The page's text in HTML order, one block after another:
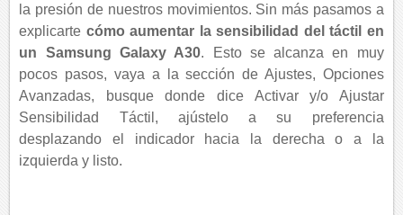
la presión de nuestros movimientos. Sin más pasamos a
explicarte cómo aumentar la sensibilidad del táctil en
un Samsung Galaxy A30. Esto se alcanza en muy
pocos pasos, vaya a la sección de Ajustes, Opciones
Avanzadas, busque donde dice Activar y/o Ajustar
Sensibilidad Táctil, ajústelo a su preferencia
desplazando el indicador hacia la derecha o a la
izquierda y listo.